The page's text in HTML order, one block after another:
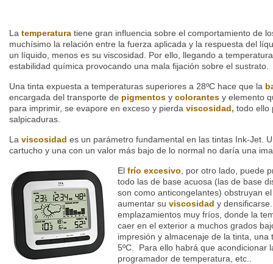
La temperatura tiene gran influencia sobre el comportamiento de
muchísimo la relación entre la fuerza aplicada y la respuesta del
un líquido, menos es su viscosidad. Por ello, llegando a
estabilidad química provocando una mala fijación sobre el sustrato.
Una tinta expuesta a temperaturas superiores a 28ºC hace que la
encargada del transporte de pigmentos y colorantes y elemento
para imprimir, se evapore en exceso y pierda viscosidad, todo ello
salpicaduras.
La viscosidad es un parámetro fundamental en las tintas Ink-Jet.
cartucho y una con un valor más bajo de lo normal no daría una
El frío excesivo , por otro lado, puede
todo las de base acuosa (las de base
son como anticongelantes) obstruyan
aumentar su viscosidad y
emplazamientos muy fríos, donde la
caer en el exterior a muchos grados
impresión y almacenaje de la tinta,
5ºC. Para ello habrá que acondicionar
programador de temperatura, etc..